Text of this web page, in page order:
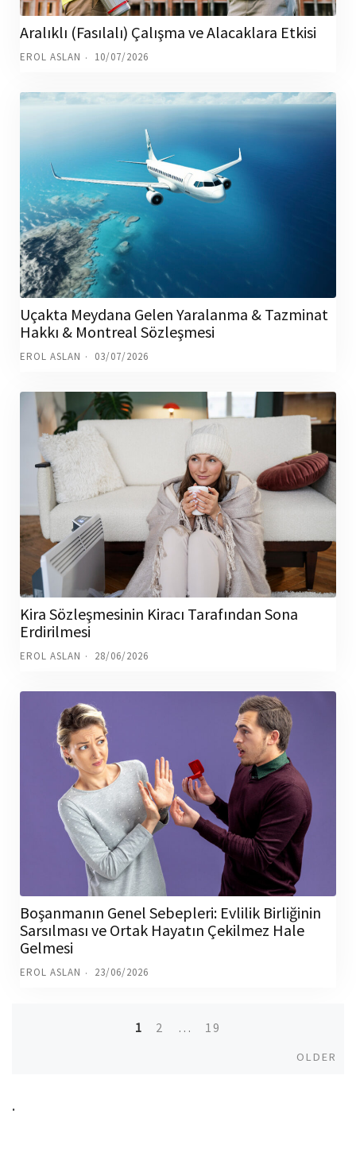
Aralıklı (Fasılalı) Çalışma ve Alacaklara Etkisi
EROL ASLAN 10/07/2026
Uçakta Meydana Gelen Yaralanma & Tazminat
Hakkı & Montreal Sözleşmesi
EROL ASLAN 03/07/2026
Kira Sözleşmesinin Kiracı Tarafından Sona
Erdirilmesi
EROL ASLAN 28/06/2026
Boşanmanın Genel Sebepleri: Evlilik Birliğinin
Sarsılması ve Ortak Hayatın Çekilmez Hale
Gelmesi
EROL ASLAN 23/06/2026
1 2 …
19
OLDER
.